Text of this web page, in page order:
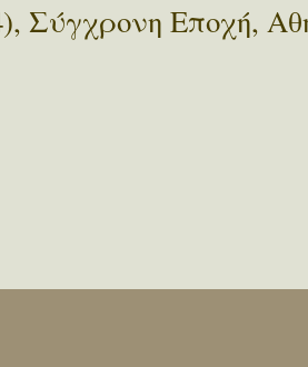
Σύγχρονη Εποχή,